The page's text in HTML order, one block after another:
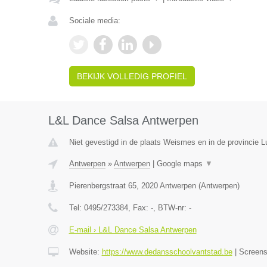
Sociale media:
BEKIJK VOLLEDIG PROFIEL
L&L Dance Salsa Antwerpen
Niet gevestigd in de plaats Weismes en in de provincie
Antwerpen» Antwerpen| Google maps ▼
Pierenbergstraat 65, 2020 Antwerpen(Antwerpen)
Tel: 0495/273384, Fax: -, BTW-nr: -
E-mail › L&L Dance Salsa Antwerpen
Website: https://www.dedansschoolvantstad.be|